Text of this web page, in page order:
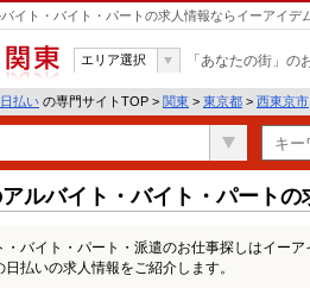
イト・バイト・パートの求人情報ならイーアイデ
関東
エリア選択 「あなたの街」の
日払い の専門サイトTOP > 関東 > 東京都 > 西東京市
ルバイト・バイト・パートの
バイト・パート・派遣のお仕事探しはイーア
払いの求人情報をご紹介します。